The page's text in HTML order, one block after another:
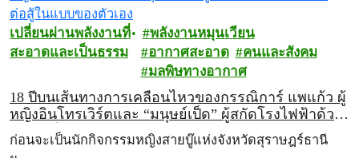
เปลี่ยนผ่านพลังงานที่
สะอาดและเป็นธรรม
พลังงานหมุนเวียน
อากาศสะอาด
คนและสังคม
มลพิษทางอากาศ
18 ปีบนเส้นทางการเคลื่อนไหวของกรรณิการ์ แพแก้ว ผู้
หญิงอินโทรเวิร์ตและ “มนุษย์เป็ด” ผู้สกัดโรงไฟฟ้าด้วย
วิธีต่อสู้ในแบบของตัวเอง
ก่อนจะเป็นนักกิจกรรมหญิงสายบู๊แห่งจังหวัดสุราษฎร์ธานี